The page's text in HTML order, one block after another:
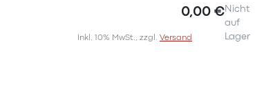
0,00 €
Inkl. 10% MwSt., zzgl. Versand
Nicht
auf
Lager